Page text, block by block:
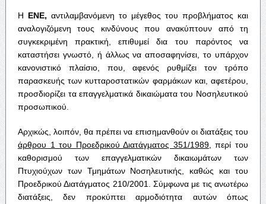
Η ΕΝΕ, αντιλαμβανόμενη το μέγεθος του προβλήματος και
αναλογιζόμενη τους κινδύνους που ανακύπτουν από τη
συγκεκριμένη πρακτική, επιθυμεί δια του παρόντος να
καταστήσει γνωστό, ή άλλως να αποσαφηνίσει, το υπάρχον
κανονιστικό πλαίσιο, που, αφενός ρυθμίζει τον τρόπο
παρασκευής των κυτταροστατικών φαρμάκων και, αφετέρου,
προσδιορίζει τα επαγγελματικά δικαιώματα του Νοσηλευτικού
προσωπικού.
Αρχικώς, λοιπόν, θα πρέπει να επισημανθούν οι διατάξεις του
άρθρου 1 του Προεδρικού Διατάγματος 351/1989, περί του
καθορισμού των επαγγελματικών δικαιωμάτων των
Πτυχιούχων των Τμημάτων Νοσηλευτικής, καθώς και του
Προεδρικού Διατάγματος 210/2001. Σύμφωνα με τις ανωτέρω
διατάξεις, δεν προκύπτει αρμοδιότητα αυτών όπως